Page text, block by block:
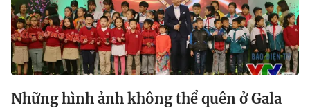
Những hình ảnh không thể quên ở Gala